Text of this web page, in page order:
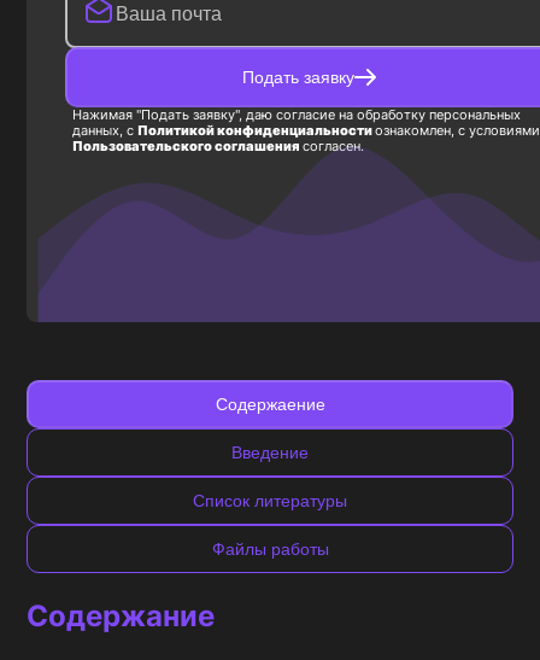
Подать заявку
Нажимая "Подать заявку", даю согласие на обработку персональных
данных, с Политикой конфиденциальностиознакомлен, с условиями
Пользовательского соглашения согласен.
Содержаение
Введение
Список литературы
Файлы работы
Содержание